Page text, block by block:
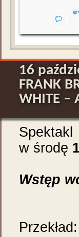
16
FRANK
WHITE –
Spektakl
w środę
Wstęp
Przekład: